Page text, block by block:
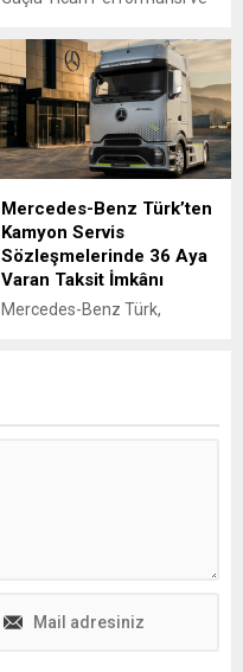
Finansal Görünümünü
Güçlendirdi
Mercedes-Benz Türk’ten
Kamyon Servis
Sözleşmelerinde 36 Aya
Varan Taksit İmkânı
Mercedes-Benz Türk,
imkânıyla bakım ve servis